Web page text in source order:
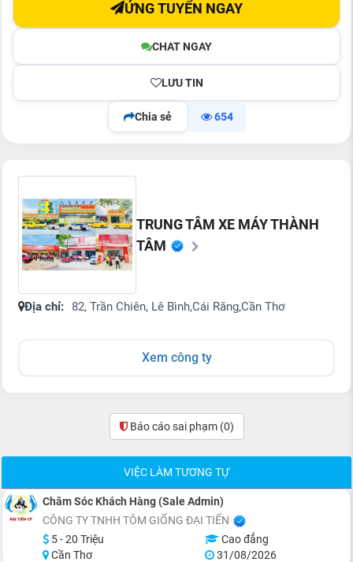
CHAT NGAY
LƯU TIN
ỨNG TUYỂN NGAY
Chia sẻ 654
TRUNG TÂM XE MÁY THÀNH
TÂM
Địa chỉ: 82, Trần Chiên, Lê Bình,Cái Răng,Cần Thơ
Xem công ty
Báo cáo sai phạm (0)
VIỆC LÀM TƯƠNG TỰ
Chăm Sóc Khách Hàng (Sale Admin)
CÔNG TY TNHH TÔM GIỐNG ĐẠI TIẾN
5 - 20 Triệu
Cao đẳng
Cần Thơ
31/08/2026